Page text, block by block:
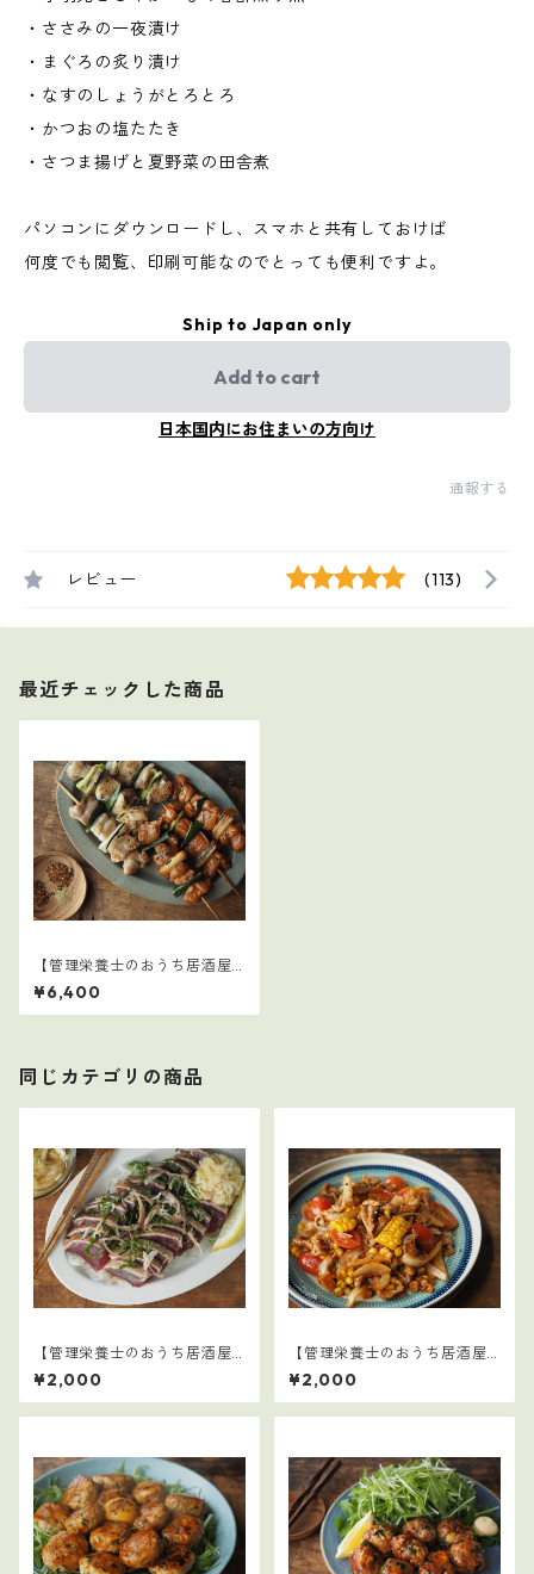
・ささみの一夜漬け
・まぐろの炙り漬け
・なすのしょうがとろとろ
・かつおの塩たたき
・さつま揚げと夏野菜の田舎煮
パソコンにダウンロードし、スマホと共有しておけば
何度でも閲覧、印刷可能なのでとっても便利ですよ。
Ship to Japan only
Add to cart
日本国内にお住まいの方向け
通報する
レビュー (113)
最近チェックした商品
【管理栄養士のおうち居酒屋4
0選】1～4まとめ
¥6,400
同じカテゴリの商品
【管理栄養士のおうち居酒屋1
0選】4
¥2,000
【管理栄養士のおうち居酒屋1
0選】3
¥2,000